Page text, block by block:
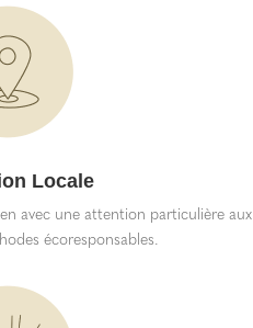
Locale
avec une attention particulière aux
écoresponsables.